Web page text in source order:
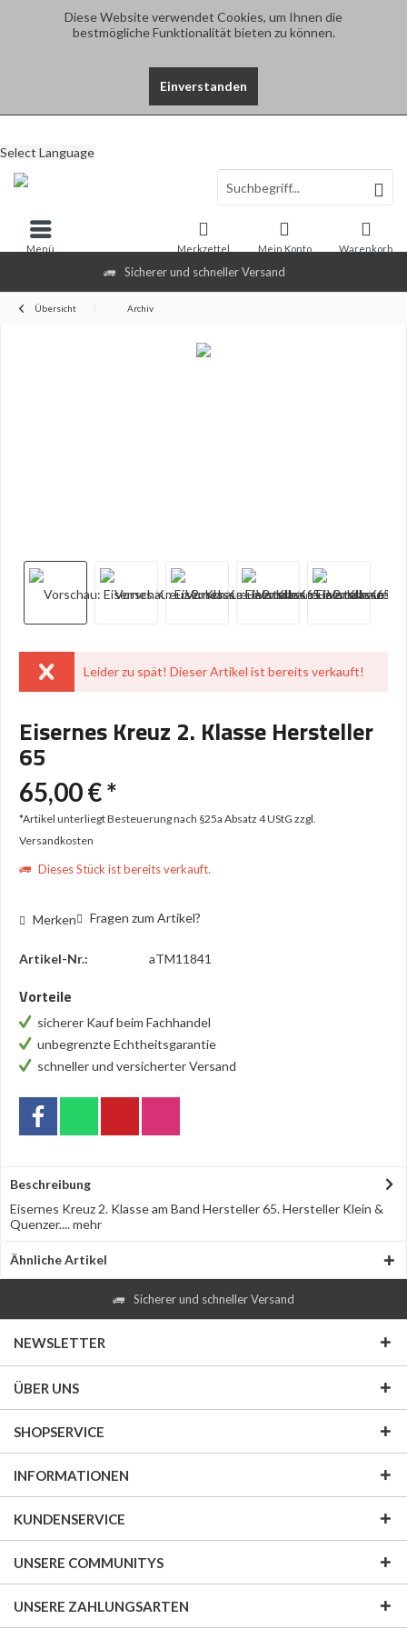
Diese Website verwendet Cookies, um Ihnen die
bestmögliche Funktionalität bieten zu können.
Einverstanden
Sicherer und schneller Versand
Select Language
Warenkorb
Merkzettel Mein Konto
Menü
Übersicht Archiv
Leider zu spät! Dieser Artikel ist bereits verkauft!
Eisernes Kreuz 2. Klasse Hersteller
65
65,00 € *
*Artikel unterliegt Besteuerung nach §25a Absatz 4 UStG zzgl.
Versandkosten
Dieses Stück ist bereits verkauft.
Merken Fragen zum Artikel?
Artikel-Nr.: aTM11841
Vorteile
sicherer Kauf beim Fachhandel
unbegrenzte Echtheitsgarantie
schneller und versicherter Versand
Beschreibung
Eisernes Kreuz 2. Klasse am Band Hersteller 65. Hersteller Klein &
Quenzer....mehr
Ähnliche Artikel
Sicherer und schneller Versand
NEWSLETTER
ÜBER UNS
SHOPSERVICE
INFORMATIONEN
KUNDENSERVICE
UNSERE COMMUNITYS
UNSERE ZAHLUNGSARTEN